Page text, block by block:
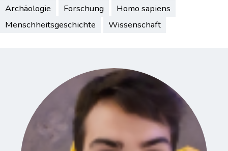
Archäologie Forschung
Homo sapiens
Menschheitsgeschichte
Wissenschaft